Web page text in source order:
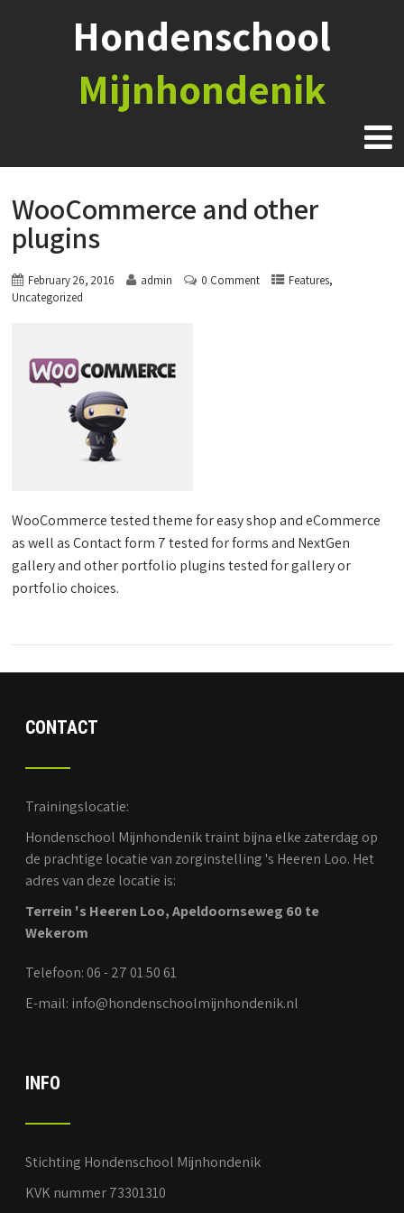
Hondenschool
Mijnhondenik
WooCommerce and other
plugins
February 26, 2016 admin 0 Comment Features,
Uncategorized
WooCommerce tested theme for easy shop and eCommerce
as well as Contact form 7 tested for forms and NextGen
gallery and other portfolio plugins tested for gallery or
portfolio choices.
CONTACT
Trainingslocatie:
Hondenschool Mijnhondenik traint bijna elke zaterdag op
de prachtige locatie van zorginstelling 's Heeren Loo. Het
adres van deze locatie is:
Terrein 's Heeren Loo, Apeldoornseweg 60 te
Wekerom
Telefoon: 06 - 27 01 50 61
E-mail: info@hondenschoolmijnhondenik.nl
INFO
Stichting Hondenschool Mijnhondenik
KVK nummer 73301310